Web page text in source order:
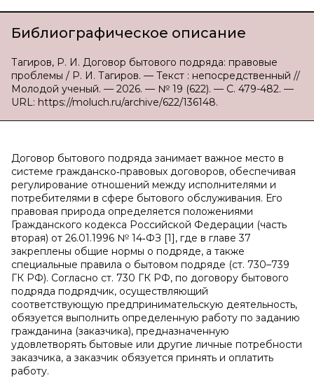
Библиографическое описание
Тагиров, Р. И. Договор бытового подряда: правовые
проблемы / Р. И. Тагиров. — Текст : непосредственный //
Молодой ученый. — 2026. — № 19 (622). — С. 479-482. —
URL: https://moluch.ru/archive/622/136148.
Договор бытового подряда занимает важное место в
системе гражданско‑правовых договоров, обеспечивая
регулирование отношений между исполнителями и
потребителями в сфере бытового обслуживания. Его
правовая природа определяется положениями
Гражданского кодекса Российской Федерации (часть
вторая) от 26.01.1996 № 14‑ФЗ [1], где в главе 37
закреплены общие нормы о подряде, а также
специальные правила о бытовом подряде (ст. 730–739
ГК РФ). Согласно ст. 730 ГК РФ, по договору бытового
подряда подрядчик, осуществляющий
соответствующую предпринимательскую деятельность,
обязуется выполнить определенную работу по заданию
гражданина (заказчика), предназначенную
удовлетворять бытовые или другие личные потребности
заказчика, а заказчик обязуется принять и оплатить
работу.